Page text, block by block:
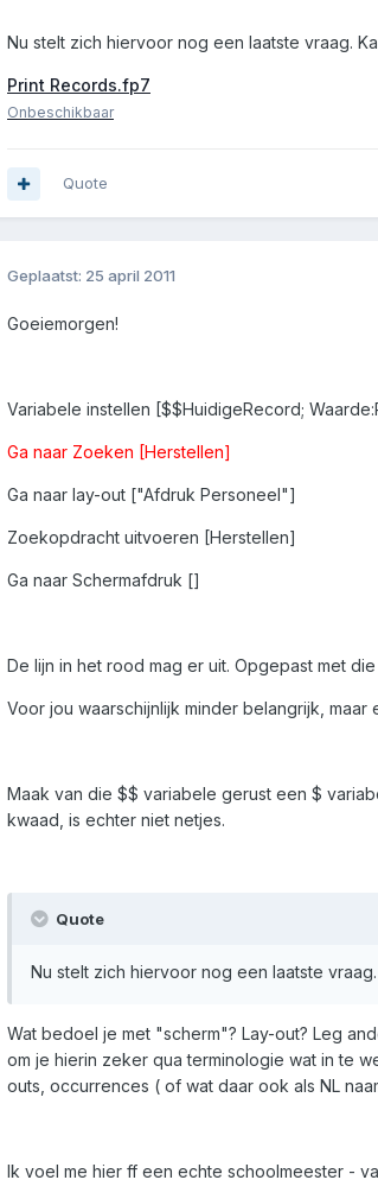
Nu stelt zich hiervoor nog een laatste vraag.
Print Records.fp7
Onbeschikbaar
Quote
Geplaatst: 25 april 2011
Goeiemorgen!
Variabele instellen [$$HuidigeRecord;
Ga naar Zoeken [Herstellen]
Ga naar lay-out ["Afdruk Personeel"]
Zoekopdracht uitvoeren [Herstellen]
Ga naar Schermafdruk []
De lijn in het rood mag er uit. Opgepast met
Voor jou waarschijnlijk minder belangrijk,
Maak van die $$ variabele gerust een $
kwaad, is echter niet netjes.
Quote
Nu stelt zich hiervoor nog een laatste
Wat bedoel je met "scherm"? Lay-out? Leg
om je hierin zeker qua terminologie wat in te
outs, occurrences ( of wat daar ook als NL
Ik voel me hier ff een echte schoolmeester -